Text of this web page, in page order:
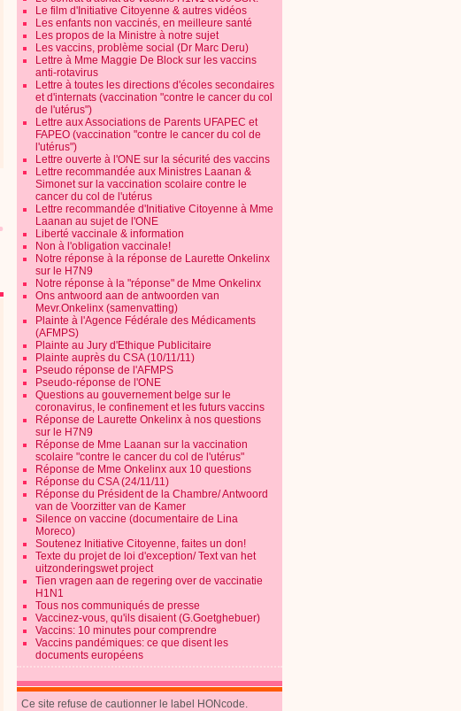
Le film d'Initiative Citoyenne & autres vidéos
Les enfants non vaccinés, en meilleure santé
Les propos de la Ministre à notre sujet
Les vaccins, problème social (Dr Marc Deru)
Lettre à Mme Maggie De Block sur les vaccins
anti-rotavirus
Lettre à toutes les directions d'écoles secondaires
et d'internats (vaccination "contre le cancer du col
de l'utérus")
Lettre aux Associations de Parents UFAPEC et
FAPEO (vaccination "contre le cancer du col de
l'utérus")
Lettre ouverte à l'ONE sur la sécurité des vaccins
Lettre recommandée aux Ministres Laanan &
Simonet sur la vaccination scolaire contre le
cancer du col de l'utérus
Lettre recommandée d'Initiative Citoyenne à Mme
Laanan au sujet de l'ONE
Liberté vaccinale & information
Non à l'obligation vaccinale!
Notre réponse à la réponse de Laurette Onkelinx
sur le H7N9
Notre réponse à la "réponse" de Mme Onkelinx
Ons antwoord aan de antwoorden van
Mevr.Onkelinx (samenvatting)
Plainte à l'Agence Fédérale des Médicaments
(AFMPS)
Plainte au Jury d'Ethique Publicitaire
Plainte auprès du CSA (10/11/11)
Pseudo réponse de l'AFMPS
Pseudo-réponse de l'ONE
Questions au gouvernement belge sur le
coronavirus, le confinement et les futurs vaccins
Réponse de Laurette Onkelinx à nos questions
sur le H7N9
Réponse de Mme Laanan sur la vaccination
scolaire "contre le cancer du col de l'utérus"
Réponse de Mme Onkelinx aux 10 questions
Réponse du CSA (24/11/11)
Réponse du Président de la Chambre/ Antwoord
van de Voorzitter van de Kamer
Silence on vaccine (documentaire de Lina
Moreco)
Soutenez Initiative Citoyenne, faites un don!
Texte du projet de loi d'exception/ Text van het
uitzonderingswet project
Tien vragen aan de regering over de vaccinatie
H1N1
Tous nos communiqués de presse
Vaccinez-vous, qu'ils disaient (G.Goetghebuer)
Vaccins: 10 minutes pour comprendre
Vaccins pandémiques: ce que disent les
documents européens
Ce site refuse de cautionner le label HONcode.